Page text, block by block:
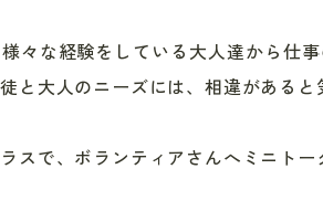
々な経験をしている大人達から仕
と大人のニーズには、相違があると
スで、ボランティアさんへミニトー